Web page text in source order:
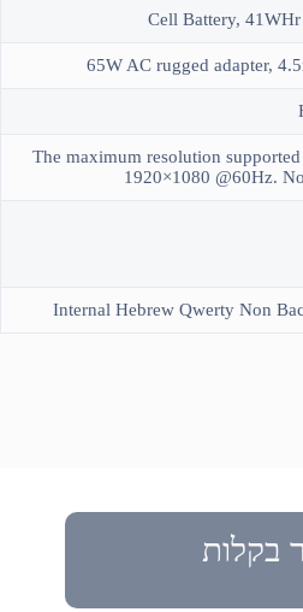
65W AC rugged adapter,
The maximum resolution
1920×1080 @60Hz.
Internal Hebrew Qwerty Non
בקלות